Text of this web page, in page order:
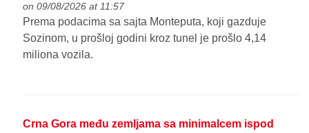
on 09/08/2026 at 11:57
Prema podacima sa sajta Monteputa, koji gazduje
Sozinom, u prošloj godini kroz tunel je prošlo 4,14
miliona vozila.
Crna Gora među zemljama sa minimalcem ispod